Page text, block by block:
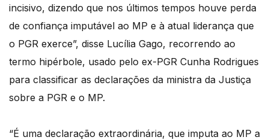
incisivo, dizendo que nos últimos tempos houve perda
de confiança imputável ao MP e à atual liderança que
o PGR exerce”, disse Lucília Gago, recorrendo ao
termo hipérbole, usado pelo ex-PGR Cunha Rodrigues
para classificar as declarações da ministra da Justiça
sobre a PGR e o MP.
“É uma declaração extraordinária, que imputa ao MP a